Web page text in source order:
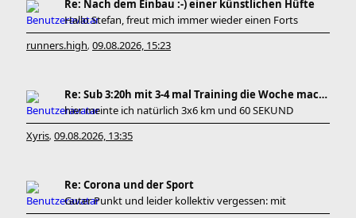
Re: Nach dem Einbau :-) einer künstlichen Hüfte
Hallo Stefan, freut mich immer wieder einen Forts
runners.high, 09.08.2026, 15:23
Re: Sub 3:20h mit 3-4 mal Training die Woche machb
hier meinte ich natürlich 3x6 km und 60 SEKUND
Xyris, 09.08.2026, 13:35
Re: Corona und der Sport
Guter Punkt und leider kollektiv vergessen: mit